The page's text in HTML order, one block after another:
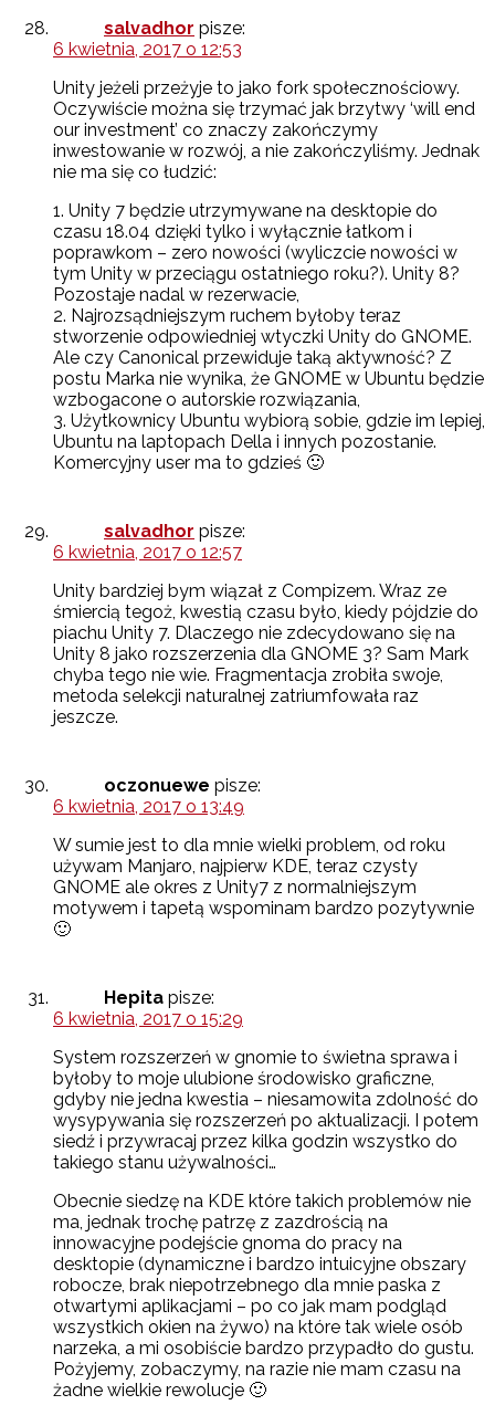
salvadhor pisze:
6 kwietnia, 2017 o 12:53
Unity jeżeli przeżyje to jako fork społecznościowy.
Oczywiście można się trzymać jak brzytwy ‘will end
our investment’ co znaczy zakończymy
inwestowanie w rozwój, a nie zakończyliśmy. Jednak
nie ma się co łudzić:
1. Unity 7 będzie utrzymywane na desktopie do
czasu 18.04 dzięki tylko i wyłącznie łatkom i
poprawkom – zero nowości (wyliczcie nowości w
tym Unity w przeciągu ostatniego roku?). Unity 8?
Pozostaje nadal w rezerwacie,
2. Najrozsądniejszym ruchem byłoby teraz
stworzenie odpowiedniej wtyczki Unity do GNOME.
Ale czy Canonical przewiduje taką aktywność? Z
postu Marka nie wynika, że GNOME w Ubuntu będzie
wzbogacone o autorskie rozwiązania,
3. Użytkownicy Ubuntu wybiorą sobie, gdzie im lepiej,
Ubuntu na laptopach Della i innych pozostanie.
Komercyjny user ma to gdzieś 🙂
salvadhor pisze:
6 kwietnia, 2017 o 12:57
Unity bardziej bym wiązał z Compizem. Wraz ze
śmiercią tegoż, kwestią czasu było, kiedy pójdzie do
piachu Unity 7. Dlaczego nie zdecydowano się na
Unity 8 jako rozszerzenia dla GNOME 3? Sam Mark
chyba tego nie wie. Fragmentacja zrobiła swoje,
metoda selekcji naturalnej zatriumfowała raz
jeszcze.
oczonuewe pisze:
6 kwietnia, 2017 o 13:49
W sumie jest to dla mnie wielki problem, od roku
używam Manjaro, najpierw KDE, teraz czysty
GNOME ale okres z Unity7 z normalniejszym
motywem i tapetą wspominam bardzo pozytywnie
🙂
Hepita pisze:
6 kwietnia, 2017 o 15:29
System rozszerzeń w gnomie to świetna sprawa i
byłoby to moje ulubione środowisko graficzne,
gdyby nie jedna kwestia – niesamowita zdolność do
wysypywania się rozszerzeń po aktualizacji. I potem
siedź i przywracaj przez kilka godzin wszystko do
takiego stanu używalności…
Obecnie siedzę na KDE które takich problemów nie
ma, jednak trochę patrzę z zazdrością na
innowacyjne podejście gnoma do pracy na
desktopie (dynamiczne i bardzo intuicyjne obszary
robocze, brak niepotrzebnego dla mnie paska z
otwartymi aplikacjami – po co jak mam podgląd
wszystkich okien na żywo) na które tak wiele osób
narzeka, a mi osobiście bardzo przypadło do gustu.
Pożyjemy, zobaczymy, na razie nie mam czasu na
żadne wielkie rewolucje 🙂